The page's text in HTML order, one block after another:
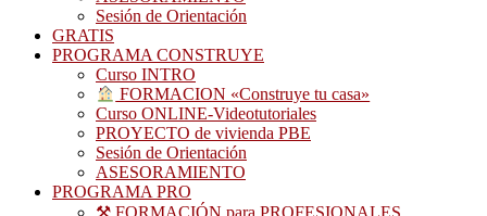
Sesión de Orientación
GRATIS
PROGRAMA CONSTRUYE
Curso INTRO
FORMACION «Construye tu casa»
Curso ONLINE-Videotutoriales
PROYECTO de vivienda PBE
Sesión de Orientación
ASESORAMIENTO
PROGRAMA PRO